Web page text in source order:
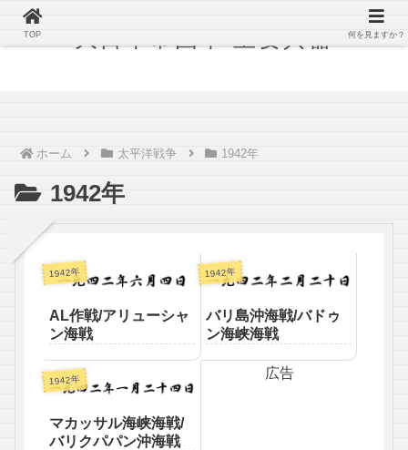
ホーム 太平洋戦争 1942年
1942年
1942年
AL作戦/アリューシャ
ン海戦
1942年
バリ島沖海戦/バドゥ
ン海峡海戦
1942年
マカッサル海峡海戦/
バリクパパン沖海戦
広告
TOP 何を見ますか？